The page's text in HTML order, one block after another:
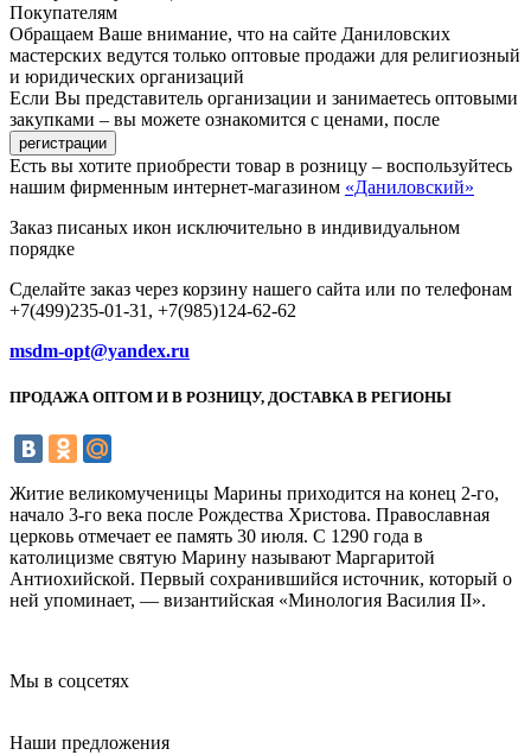
Покупателям
Обращаем Ваше внимание, что на сайте Даниловских
мастерских ведутся только оптовые продажи для религиозный
и юридических организаций
Если Вы представитель организации и занимаетесь оптовыми
закупками – вы можете ознакомится с ценами, после
Есть вы хотите приобрести товар в розницу – воспользуйтесь
нашим фирменным интернет-магазином «Даниловский»
Заказ писаных икон исключительно в индивидуальном
порядке
Сделайте заказ через корзину нашего сайта или по телефонам
+7(499)235-01-31, +7(985)124-62-62
msdm-opt@yandex.ru
ПРОДАЖА ОПТОМ И В РОЗНИЦУ, ДОСТАВКА В РЕГИОНЫ
Житие великомученицы Марины приходится на конец 2-го,
начало 3-го века после Рождества Христова. Православная
церковь отмечает ее память 30 июля. С 1290 года в
католицизме святую Марину называют Маргаритой
Антиохийской. Первый сохранившийся источник, который о
ней упоминает, — византийская «Минология Василия II».
Мы в соцсетях
Наши предложения